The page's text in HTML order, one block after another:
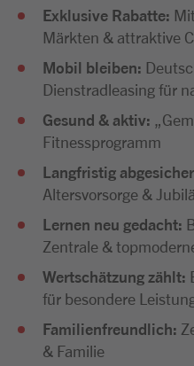
Exklusive Rabatte:
Märkten & attraktive
Mobil bleiben:
Dienstradleasing für
Gesund & aktiv:
Fitnessprogramm
Langfristig
Altersvorsorge &
Lernen neu gedacht:
Zentrale &
Wertschätzung zählt:
für besondere
Familienfreundlich:
& Familie